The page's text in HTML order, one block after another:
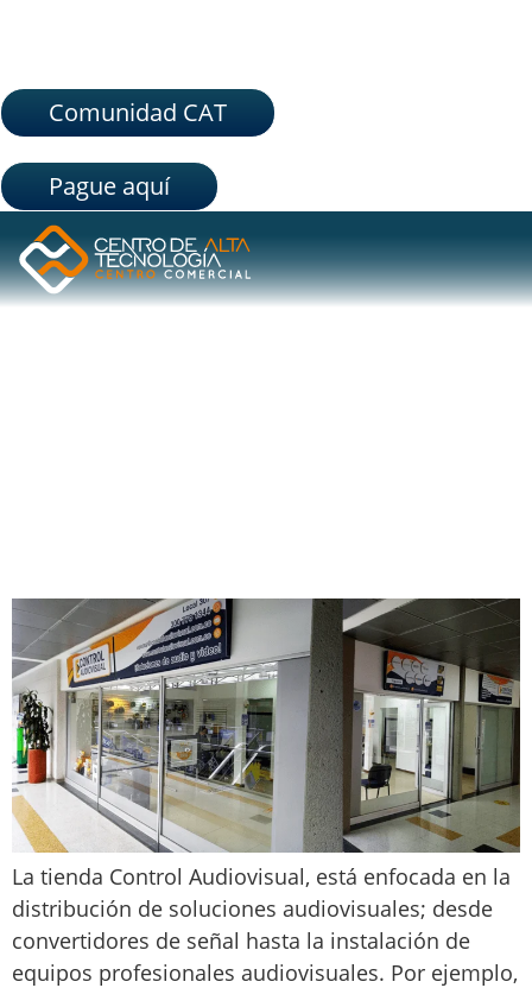
Comunidad CAT
Pague aquí
La tienda Control Audiovisual, está enfocada en la
distribución de soluciones audiovisuales; desde
convertidores de señal hasta la instalación de
equipos profesionales audiovisuales. Por ejemplo,